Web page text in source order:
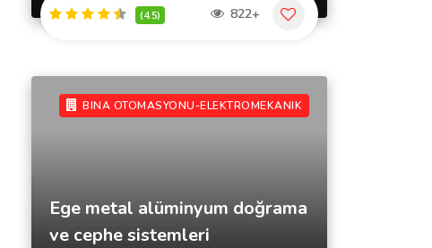
(4.5) 822+
BINA OTOMASYONU-ELEKTROMEKANIK
Ege metal alüminyum doğrama
ve cephe sistemleri